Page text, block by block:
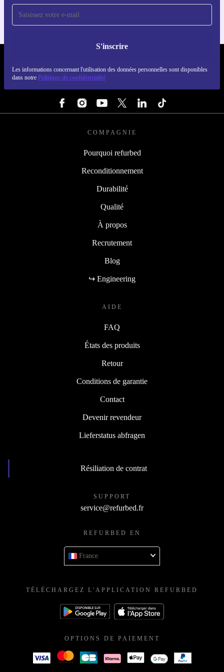
S'inscrire
Les informations concernant l'utilisation des données personnelles sont disponibles
dans notre Politique de confidentialité
COMPAGNIE
Pourquoi refurbed
Reconditionnement
Durabilité
Qualité
À propos
Recrutement
Blog
↪ Engineering
AIDE
FAQ
États des produits
Retour
Conditions de garantie
Contact
Devenir revendeur
Lieferstatus abfragen
Résiliation de contrat
SUPPORT
service@refurbed.fr
REFURBED EN
France
TÉLÉCHARGEZ L'APPLICATION REFURBED
OPTIONS DE PAIEMENT